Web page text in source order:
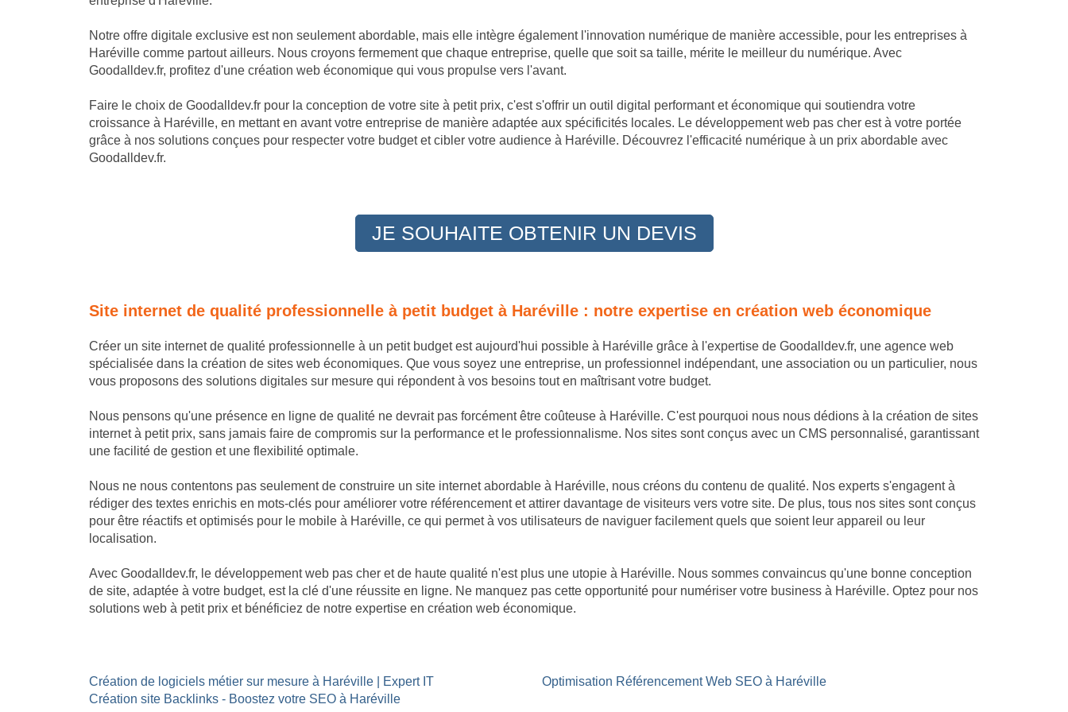
Notre offre digitale exclusive est non seulement abordable, mais elle intègre également l'innovation numérique de manière accessible, pour les entreprises à
Haréville comme partout ailleurs. Nous croyons fermement que chaque entreprise, quelle que soit sa taille, mérite le meilleur du numérique. Avec
Goodalldev.fr, profitez d'une création web économique qui vous propulse vers l'avant.
Faire le choix de Goodalldev.fr pour la conception de votre site à petit prix, c'est s'offrir un outil digital performant et économique qui soutiendra votre
croissance à Haréville, en mettant en avant votre entreprise de manière adaptée aux spécificités locales. Le développement web pas cher est à votre portée
grâce à nos solutions conçues pour respecter votre budget et cibler votre audience à Haréville. Découvrez l'efficacité numérique à un prix abordable avec
Goodalldev.fr.
JE SOUHAITE OBTENIR UN DEVIS
Site internet de qualité professionnelle à petit budget à Haréville : notre expertise en création web économique
Créer un site internet de qualité professionnelle à un petit budget est aujourd'hui possible à Haréville grâce à l'expertise de Goodalldev.fr, une agence web
spécialisée dans la création de sites web économiques. Que vous soyez une entreprise, un professionnel indépendant, une association ou un particulier, nous
vous proposons des solutions digitales sur mesure qui répondent à vos besoins tout en maîtrisant votre budget.
Nous pensons qu'une présence en ligne de qualité ne devrait pas forcément être coûteuse à Haréville. C'est pourquoi nous nous dédions à la création de sites
internet à petit prix, sans jamais faire de compromis sur la performance et le professionnalisme. Nos sites sont conçus avec un CMS personnalisé, garantissant
une facilité de gestion et une flexibilité optimale.
Nous ne nous contentons pas seulement de construire un site internet abordable à Haréville, nous créons du contenu de qualité. Nos experts s'engagent à
rédiger des textes enrichis en mots-clés pour améliorer votre référencement et attirer davantage de visiteurs vers votre site. De plus, tous nos sites sont conçus
pour être réactifs et optimisés pour le mobile à Haréville, ce qui permet à vos utilisateurs de naviguer facilement quels que soient leur appareil ou leur
localisation.
Avec Goodalldev.fr, le développement web pas cher et de haute qualité n'est plus une utopie à Haréville. Nous sommes convaincus qu'une bonne conception
de site, adaptée à votre budget, est la clé d'une réussite en ligne. Ne manquez pas cette opportunité pour numériser votre business à Haréville. Optez pour nos
solutions web à petit prix et bénéficiez de notre expertise en création web économique.
Création de logiciels métier sur mesure à Haréville | Expert IT
Création site Backlinks - Boostez votre SEO à Haréville
Optimisation Référencement Web SEO à Haréville